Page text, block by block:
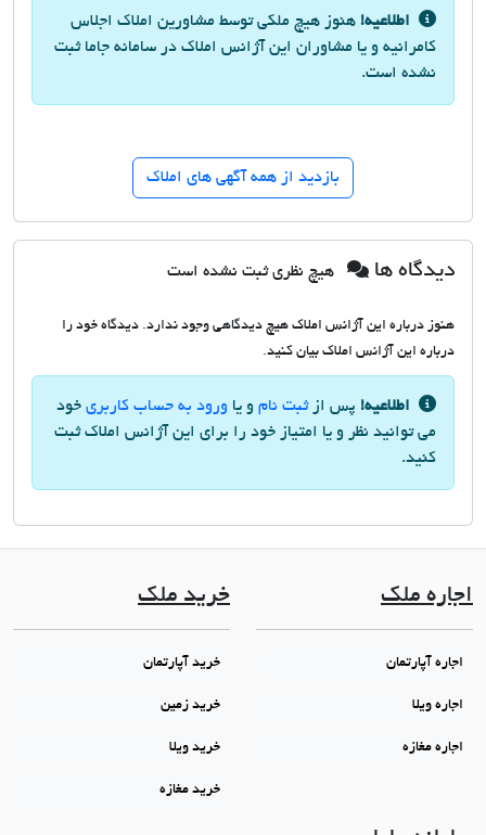
اطلاعیه! هنوز هیچ ملکی توسط مشاورین املاک اجلاس
کامرانیه و یا مشاوران این آژانس املاک در سامانه جاما ثبت
نشده است.
بازدید از همه آگهی های املاک
دیدگاه ها هیچ نظری ثبت نشده است
هنوز درباره این آژانس املاک هیچ دیدگاهی وجود ندارد. دیدگاه خود را
درباره این آژانس املاک بیان کنید.
اطلاعیه! پس ازثبت نام و یا ورود به حساب کاربری خود
می توانید نظر و یا امتیاز خود را برای این آژانس املاک ثبت
کنید.
اجاره ملک
اجاره آپارتمان
اجاره ویلا
اجاره مغازه
خرید ملک
خرید آپارتمان
خرید زمین
خرید ویلا
خرید مغازه